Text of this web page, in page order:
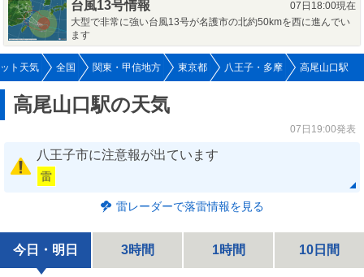
台風13号情報
07日18:00現在
大型で非常に強い台風13号が名護市の北約50kmを西に進んでい
ます
ト天気 全国 関東・甲信地方 東京都 八王子・多摩 高尾山口駅
高尾山口駅の天気
07日19:00発表
八王子市に注意報が出ています
雷
雷レーダーで落雷情報を見る
今日・明日 3時間 1時間 10日間